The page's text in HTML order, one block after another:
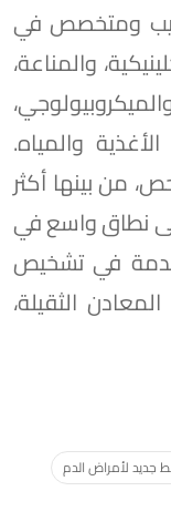
لاب أكثر من 300 طبيب ومتخصص في
والمناعة،
والمياه.
تحليل وفحص، من بينها أكثر
على نطاق واسع في
في تشخيص
الثقيلة،
جديد لأمراض الدم